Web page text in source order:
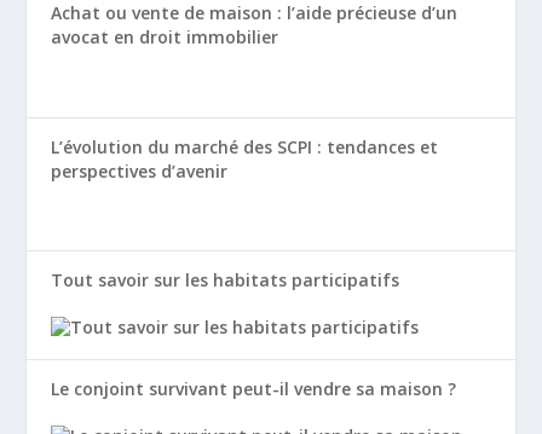
Achat ou vente de maison : l’aide précieuse d’un
avocat en droit immobilier
L’évolution du marché des SCPI : tendances et
perspectives d’avenir
Tout savoir sur les habitats participatifs
Le conjoint survivant peut-il vendre sa maison ?